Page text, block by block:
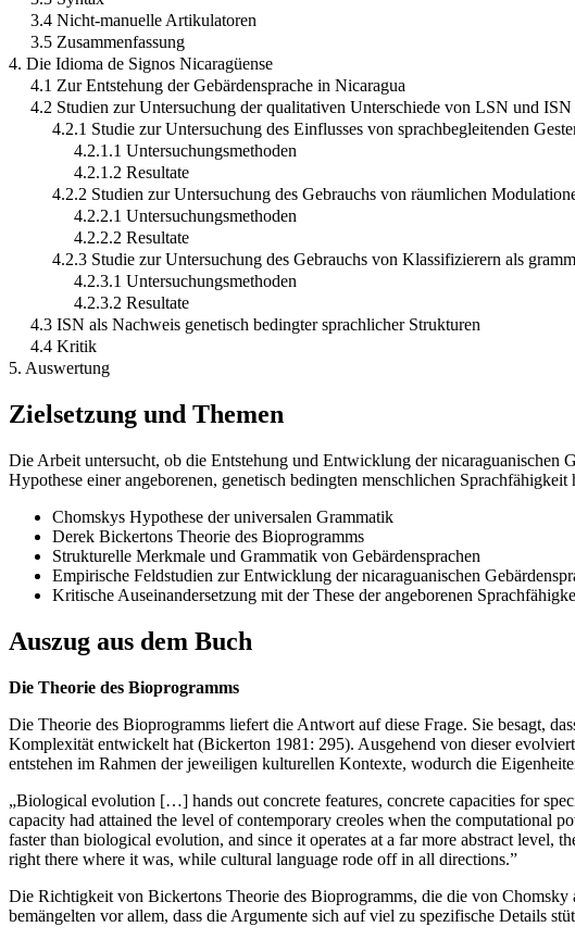
3.4 Nicht-manuelle Artikulatoren
3.5 Zusammenfassung
4. Die Idioma de Signos Nicaragüense
4.1 Zur Entstehung der Gebärdensprache in Nicaragua
4.2 Studien zur Untersuchung der qualitativen Unterschiede von LSN und ISN
4.2.1 Studie zur Untersuchung des Einflusses von sprachbegleitenden
4.2.1.1 Untersuchungsmethoden
4.2.1.2 Resultate
4.2.2 Studien zur Untersuchung des Gebrauchs von räumlichen
4.2.2.1 Untersuchungsmethoden
4.2.2.2 Resultate
4.2.3 Studie zur Untersuchung des Gebrauchs von Klassifizierern als
4.2.3.1 Untersuchungsmethoden
4.2.3.2 Resultate
4.3 ISN als Nachweis genetisch bedingter sprachlicher Strukturen
4.4 Kritik
5. Auswertung
Zielsetzung und Themen
Die Arbeit untersucht, ob die Entstehung und Entwicklung der nicaraguanischen
Hypothese einer angeborenen, genetisch bedingten menschlichen Sprachfähigkeit
Chomskys Hypothese der universalen Grammatik
Derek Bickertons Theorie des Bioprogramms
Strukturelle Merkmale und Grammatik von Gebärdensprachen
Empirische Feldstudien zur Entwicklung der nicaraguanischen
Kritische Auseinandersetzung mit der These der angeborenen
Auszug aus dem Buch
Die Theorie des Bioprogramms
Die Theorie des Bioprogramms liefert die Antwort auf diese Frage. Sie besagt,
Komplexität entwickelt hat (Bickerton 1981: 295). Ausgehend von dieser
entstehen im Rahmen der jeweiligen kulturellen Kontexte, wodurch die
„Biological evolution […] hands out concrete features, concrete capacities for
capacity had attained the level of contemporary creoles when the computational
faster than biological evolution, and since it operates at a far more abstract level,
right there where it was, while cultural language rode off in all directions.”
Die Richtigkeit von Bickertons Theorie des Bioprogramms, die die von
bemängelten vor allem, dass die Argumente sich auf viel zu spezifische Details